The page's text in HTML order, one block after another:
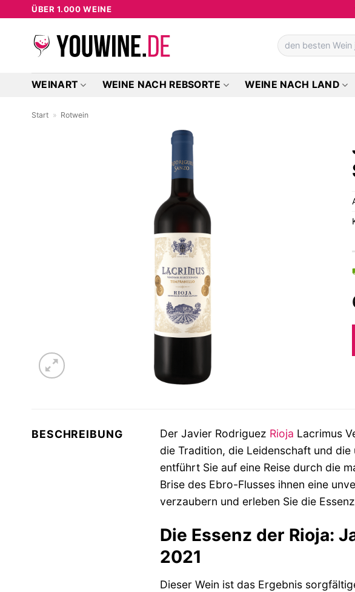
springen
ÜBER 1.000 WEINE
Suchen
nach:
WEINART WEINE NACH REBSORTE WEINE NACH LAND
Start » Rotwein
BESCHREIBUNG Der Javier Rodriguez Rioja Lacrimus
die Tradition, die Leidenschaft und
entführt Sie auf eine Reise durch die
Brise des Ebro-Flusses ihnen eine
verzaubern und erleben Sie die
Die Essenz der Rioja:
2021
Dieser Wein ist das Ergebnis